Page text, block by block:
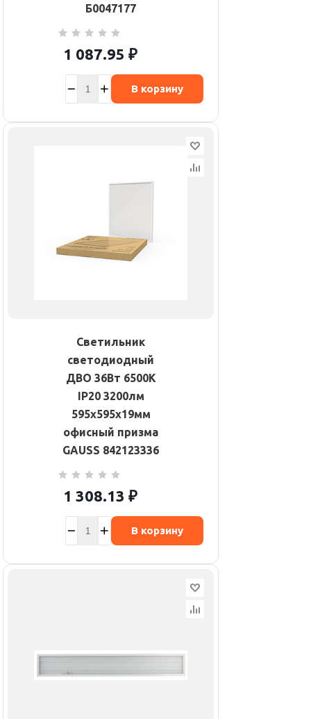
Б0047177
1 087.95 ₽
В корзину
Светильник
светодиодный
ДВО 36Вт 6500К
IP20 3200лм
595х595х19мм
офисный призма
GAUSS 842123336
1 308.13 ₽
В корзину